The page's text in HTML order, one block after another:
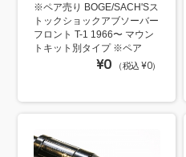
※ペア売り BOGE/SACH'Sス
トックショックアブソーバー
フロント T-1 1966〜 マウン
トキット別タイプ ※ペア
¥0 （税込 ¥0）